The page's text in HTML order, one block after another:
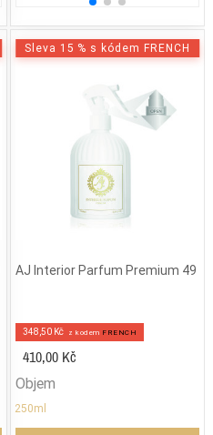
Sleva 15 % s kódem FRENCH
AJ Interior Parfum Premium 49
348,50 Kč z kodem FRENCH
410,00 Kč
Objem
250ml